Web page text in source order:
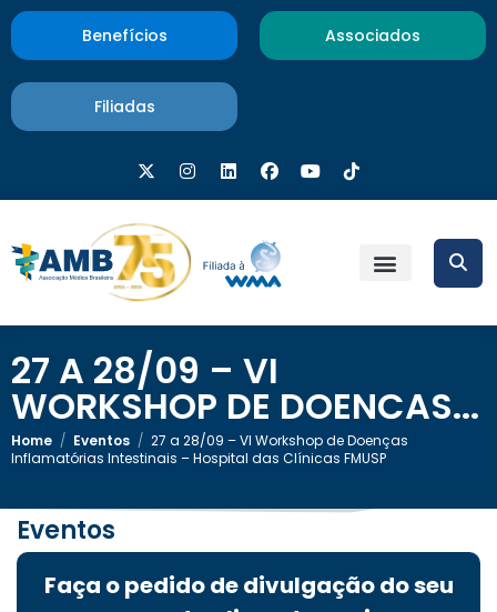
Benefícios Associados
Filiadas
27 A 28/09 – VI
WORKSHOP DE DOENÇAS...
Home / Eventos / 27 a 28/09 – VI Workshop de Doenças
Inflamatórias Intestinais – Hospital das Clínicas FMUSP
Eventos
Faça o pedido de divulgação do seu